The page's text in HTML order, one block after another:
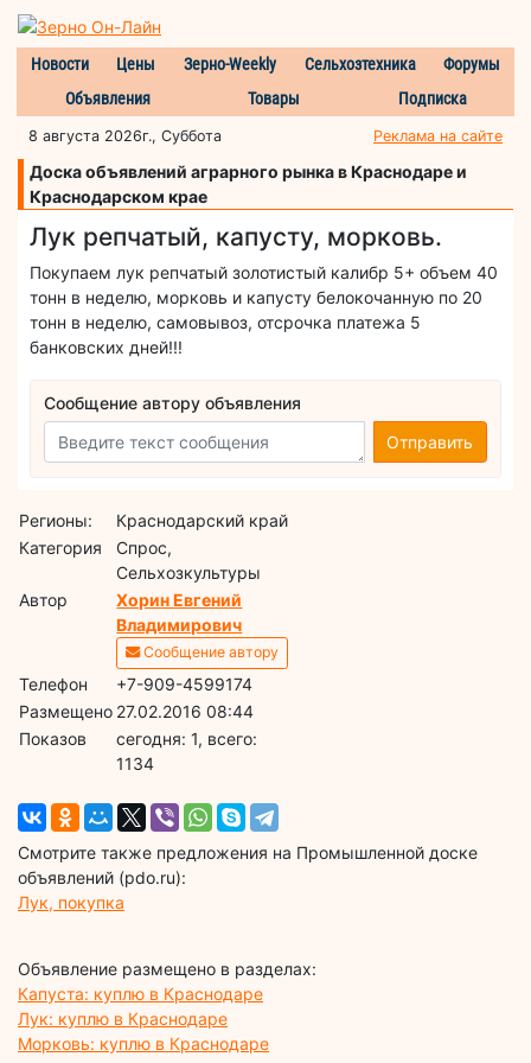
Новости Цены Зерно-Weekly Сельхозтехника
Форумы
Объявления
Товары Подписка
8 августа 2026г., Суббота Реклама на сайте
Доска объявлений аграрного рынка в Краснодаре и
Краснодарском крае
Лук репчатый, капусту, морковь.
Покупаем лук репчатый золотистый калибр 5+ объем 40
тонн в неделю, морковь и капусту белокочанную по 20
тонн в неделю, самовывоз, отсрочка платежа 5
банковских дней!!!
Сообщение автору объявления
Отправить
Регионы:
Краснодарский край
Категория
Спрос,
Сельхозкультуры
Автор
Хорин Евгений
Владимирович
Сообщение автору
Телефон
+7-909-4599174
Размещено 27.02.2016 08:44
Показов
cегодня: 1, всего:
1134
Смотрите также предложения на Промышленной доске
объявлений (pdo.ru):
Лук, покупка
Объявление размещено в разделах:
Капуста: куплю в Краснодаре
Лук: куплю в Краснодаре
Морковь: куплю в Краснодаре